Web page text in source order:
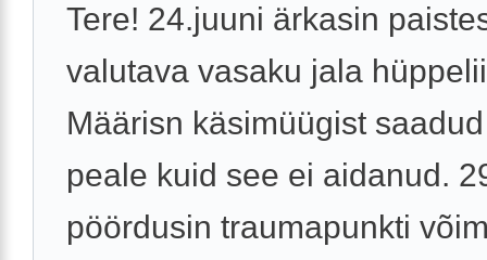
Tere! 24.juuni ärkasin
valutava vasaku jala
Määrisn käsimüügist
peale kuid see ei aidanud.
pöördusin traumapunkti